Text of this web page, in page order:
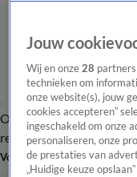
Overzicht Laatste nieuws
redactie
Volg Hart van Nederland
Jouw
Wij en onze28
technieken om
onze website(s), jouw
cookies accepteren”
ingeschakeld om onze
personaliseren, onze
de prestaties van
„Huidige keuze